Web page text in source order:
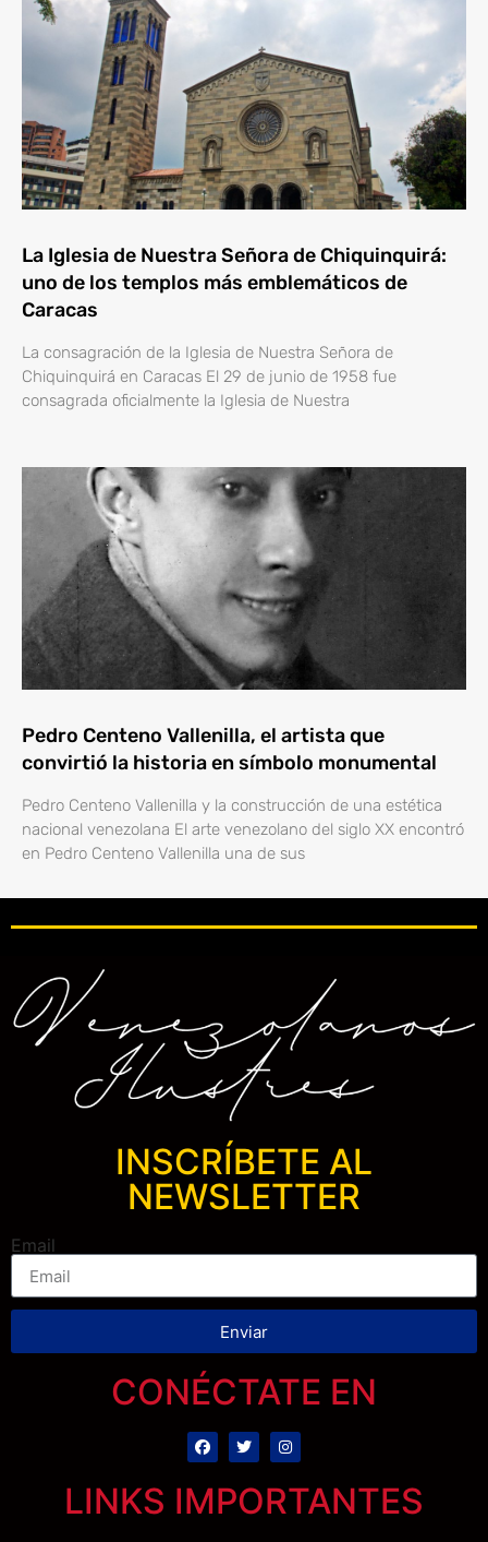
La Iglesia de Nuestra Señora de Chiquinquirá:
uno de los templos más emblemáticos de
Caracas
La consagración de la Iglesia de Nuestra Señora de
Chiquinquirá en Caracas El 29 de junio de 1958 fue
consagrada oficialmente la Iglesia de Nuestra
Pedro Centeno Vallenilla, el artista que
convirtió la historia en símbolo monumental
Pedro Centeno Vallenilla y la construcción de una estética
nacional venezolana El arte venezolano del siglo XX encontró
en Pedro Centeno Vallenilla una de sus
INSCRÍBETE AL
NEWSLETTER
Email
Enviar
CONÉCTATE EN
LINKS IMPORTANTES